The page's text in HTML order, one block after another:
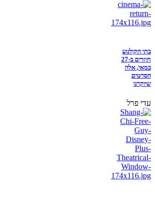
בתי הקולנוע
חוזרים ב-27
במאי, אלה
הסרטים
שיוקרנו
עדי פרל